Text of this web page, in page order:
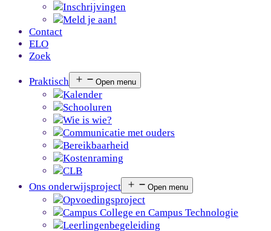
Inschrijvingen
Meld je aan!
Contact
ELO
Zoek
Praktisch Open menu
Kalender
Schooluren
Wie is wie?
Communicatie met ouders
Bereikbaarheid
Kostenraming
CLB
Ons onderwijsproject
Open menu
Opvoedingsproject
Campus College en Campus Technologie
Leerlingenbegeleiding